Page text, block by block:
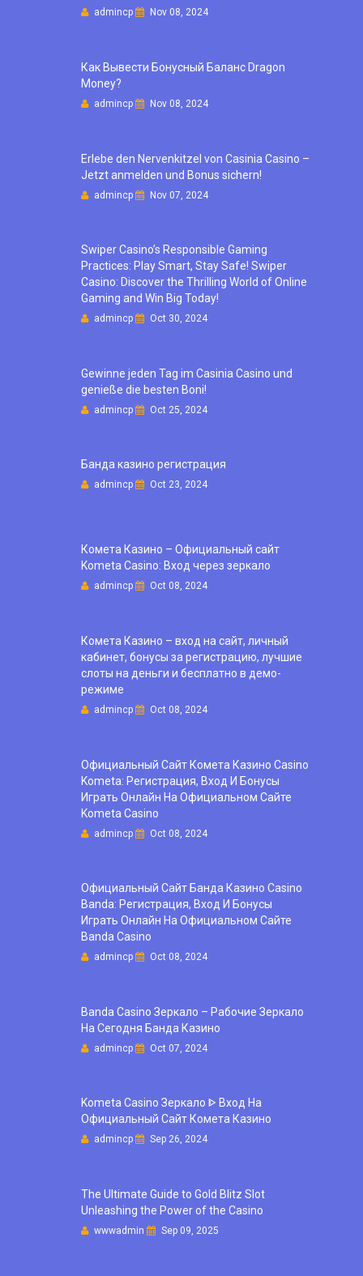
admincp Nov 08, 2024
Как Вывести Бонусный Баланс Dragon
Money?
admincp Nov 08, 2024
Erlebe den Nervenkitzel von Casinia Casino –
Jetzt anmelden und Bonus sichern!
admincp Nov 07, 2024
Swiper Casino’s Responsible Gaming
Practices: Play Smart, Stay Safe! Swiper
Casino: Discover the Thrilling World of Online
Gaming and Win Big Today!
admincp Oct 30, 2024
Gewinne jeden Tag im Casinia Casino und
genieße die besten Boni!
admincp Oct 25, 2024
Банда казино регистрация
admincp Oct 23, 2024
Комета Казино – Официальный сайт
Kometa Casino: Вход через зеркало
admincp Oct 08, 2024
Комета Казино – вход на сайт, личный
кабинет, бонусы за регистрацию, лучшие
слоты на деньги и бесплатно в демо-
режиме
admincp Oct 08, 2024
Официальный Сайт Комета Казино Casino
Kometa: Регистрация, Вход И Бонусы ️
Играть Онлайн На Официальном Сайте
Kometa Casino
admincp Oct 08, 2024
Официальный Сайт Банда Казино Casino
Banda: Регистрация, Вход И Бонусы ️
Играть Онлайн На Официальном Сайте
Banda Casino
admincp Oct 08, 2024
Banda Casino Зеркало – Рабочие Зеркало
На Сегодня Банда Казино
admincp Oct 07, 2024
Kometa Casino Зеркало ᐈ Вход На
Официальный Сайт Комета Казино
admincp Sep 26, 2024
The Ultimate Guide to Gold Blitz Slot
Unleashing the Power of the Casino
wwwadmin Sep 09, 2025